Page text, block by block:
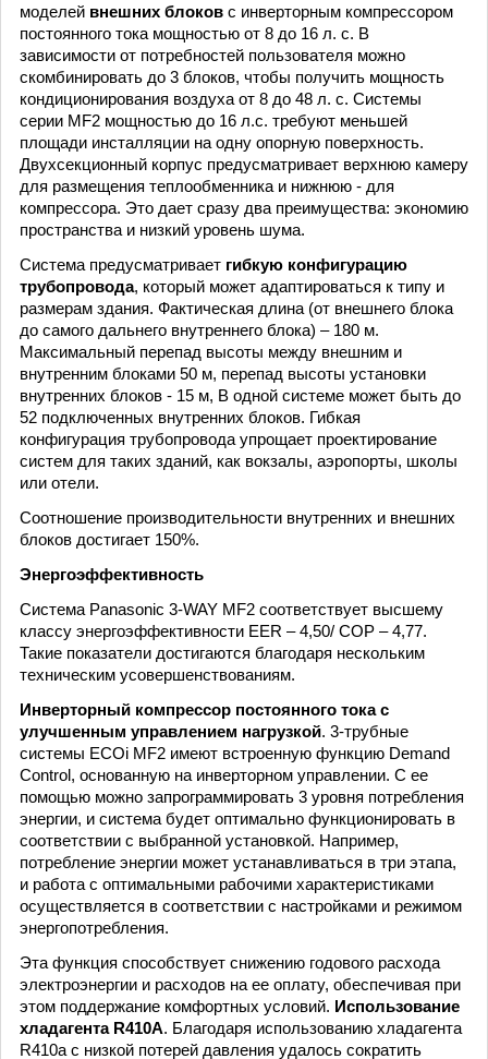
моделей внешних блоков с инверторным компрессором
постоянного тока мощностью от 8 до 16 л. с. В
зависимости от потребностей пользователя можно
скомбинировать до 3 блоков, чтобы получить мощность
кондиционирования воздуха от 8 до 48 л. с. Системы
серии МF2 мощностью до 16 л.с. требуют меньшей
площади инсталляции на одну опорную поверхность.
Двухсекционный корпус предусматривает верхнюю камеру
для размещения теплообменника и нижнюю - для
компрессора. Это дает сразу два преимущества: экономию
пространства и низкий уровень шума.
Система предусматривает гибкую конфигурацию
трубопровода, который может адаптироваться к типу и
размерам здания. Фактическая длина (от внешнего блока
до самого дальнего внутреннего блока) – 180 м.
Максимальный перепад высоты между внешним и
внутренним блоками 50 м, перепад высоты установки
внутренних блоков - 15 м, В одной системе может быть до
52 подключенных внутренних блоков. Гибкая
конфигурация трубопровода упрощает проектирование
систем для таких зданий, как вокзалы, аэропорты, школы
или отели.
Соотношение производительности внутренних и внешних
блоков достигает 150%.
Энергоэффективность
Система Panasonic 3-WAY MF2 соответствует высшему
классу энергоэффективности EER – 4,50/ COP – 4,77.
Такие показатели достигаются благодаря нескольким
техническим усовершенствованиям.
Инверторный компрессор постоянного тока с
улучшенным управлением нагрузкой. 3-трубные
системы ECOi MF2 имеют встроенную функцию Demand
Control, основанную на инверторном управлении. С ее
помощью можно запрограммировать 3 уровня потребления
энергии, и система будет оптимально функционировать в
соответствии с выбранной установкой. Например,
потребление энергии может устанавливаться в три этапа,
и работа с оптимальными рабочими характеристиками
осуществляется в соответствии с настройками и режимом
энергопотребления.
Эта функция способствует снижению годового расхода
электроэнергии и расходов на ее оплату, обеспечивая при
этом поддержание комфортных условий. Использование
хладагента R410A. Благодаря использованию хладагента
R410a с низкой потерей давления удалось сократить